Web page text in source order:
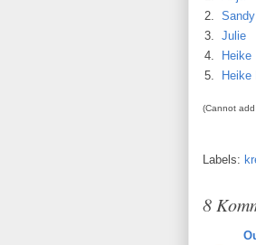
2. Sandy
3. Julie
4.
Heike
5.
Heike
(Cannot
Labels:
8